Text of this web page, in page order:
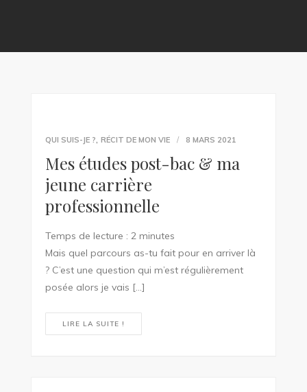
QUI SUIS-JE ? RÉCIT DE MON VIE 8 MARS 2021
Mes études post-bac & ma
jeune carrière
professionnelle
Temps de lecture : 2 minutes
Mais quel parcours as-tu fait pour en arriver là
? C’est une question qui m’est régulièrement
posée alors je vais […]
LIRE LA SUITE !